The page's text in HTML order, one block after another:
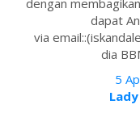
dengan
dapat
via
dia
5